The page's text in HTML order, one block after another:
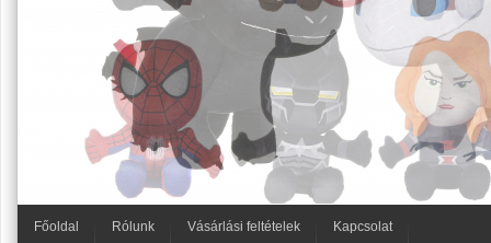
Főoldal Rólunk Vásárlási feltételek Kapcsolat